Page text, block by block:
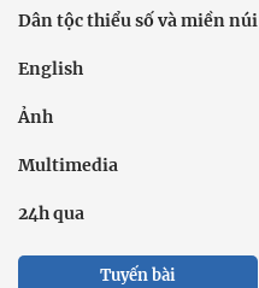
Dân tộc thiểu số và miền núi
English
Ảnh
Multimedia
24h qua
Tuyến bài